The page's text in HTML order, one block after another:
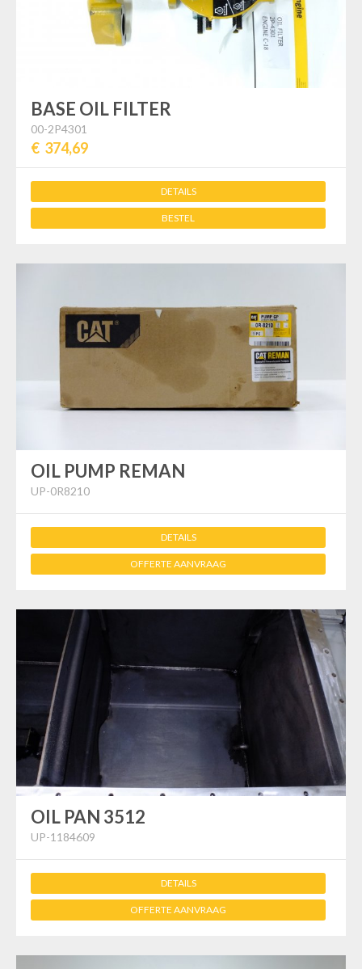
BASE OIL FILTER
00-2P4301
€ 374,69
DETAILS
BESTEL
OIL PUMP REMAN
UP-0R8210
DETAILS
OFFERTE AANVRAAG
OIL PAN 3512
UP-1184609
DETAILS
OFFERTE AANVRAAG